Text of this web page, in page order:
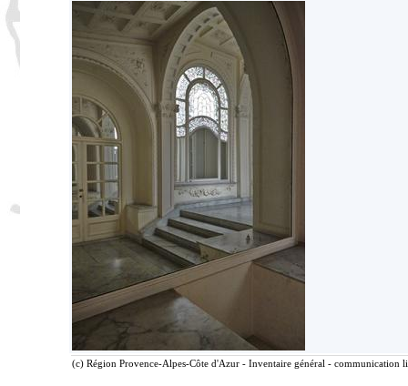
(c) Région Provence-Alpes-Côte d'Azur - Inventaire général - communication